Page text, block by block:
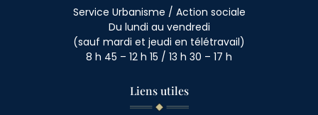
Service Urbanisme / Action sociale
Du lundi au vendredi
(sauf mardi et jeudi en télétravail)
8 h 45 – 12 h 15 / 13 h 30 – 17 h
Liens utiles